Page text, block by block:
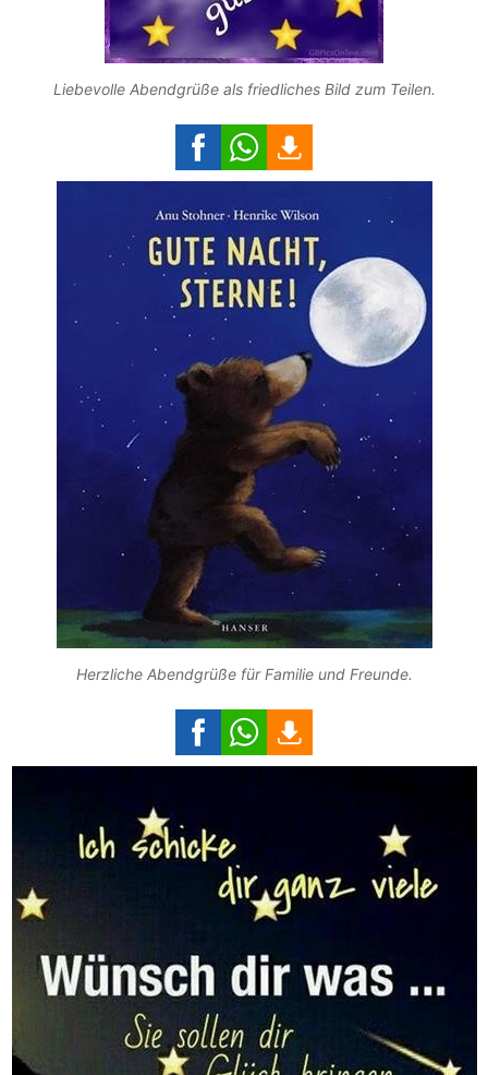
Liebevolle Abendgrüße als friedliches Bild zum Teilen.
Herzliche Abendgrüße für Familie und Freunde.